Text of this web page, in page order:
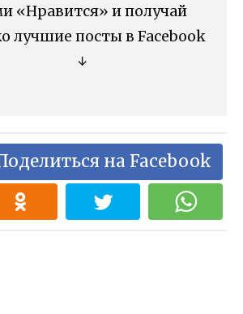
«Нравится» и получай
лучшие посты в Facebook
↓
на Facebook